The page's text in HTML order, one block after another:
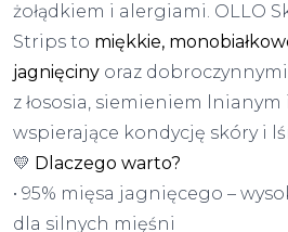
żołądkiem i alergiami. OLLO
Strips to miękkie,
jagnięciny oraz
z łososia, siemieniem lnianym
wspierające kondycję skóry i
💛 Dlaczego warto?
• 95% mięsa jagnięcego –
dla silnych mięśni